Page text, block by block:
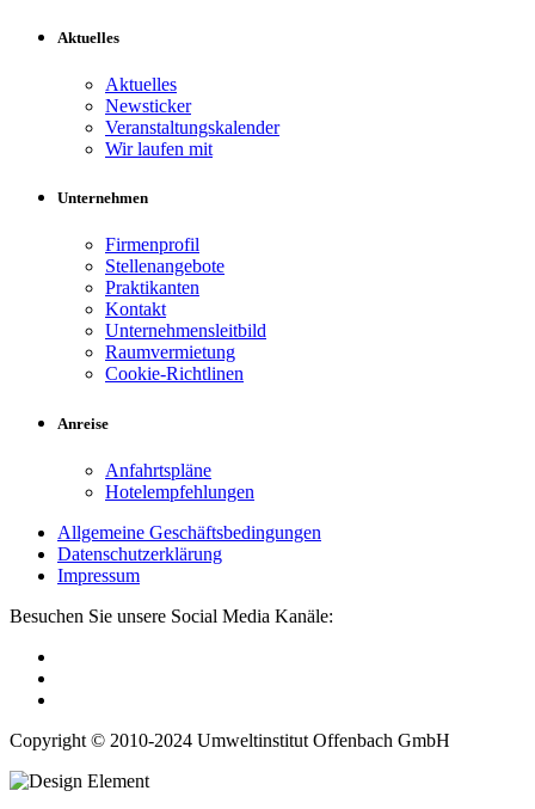
Aktuelles
Aktuelles
Newsticker
Veranstaltungskalender
Wir laufen mit
Unternehmen
Firmenprofil
Stellenangebote
Praktikanten
Kontakt
Unternehmensleitbild
Raumvermietung
Cookie-Richtlinen
Anreise
Anfahrtspläne
Hotelempfehlungen
Allgemeine Geschäftsbedingungen
Datenschutzerklärung
Impressum
Besuchen Sie unsere Social Media Kanäle:
Copyright © 2010-2024 Umweltinstitut Offenbach GmbH